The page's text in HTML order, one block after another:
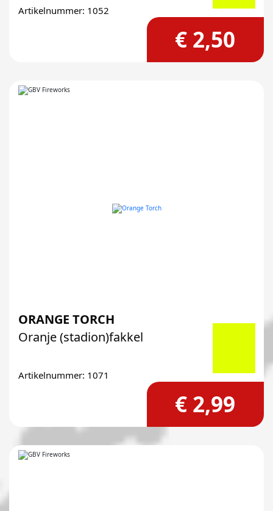
Artikelnummer: 1052
€ 2,50
ORANGE TORCH
Oranje (stadion)fakkel
Artikelnummer: 1071
€ 2,99